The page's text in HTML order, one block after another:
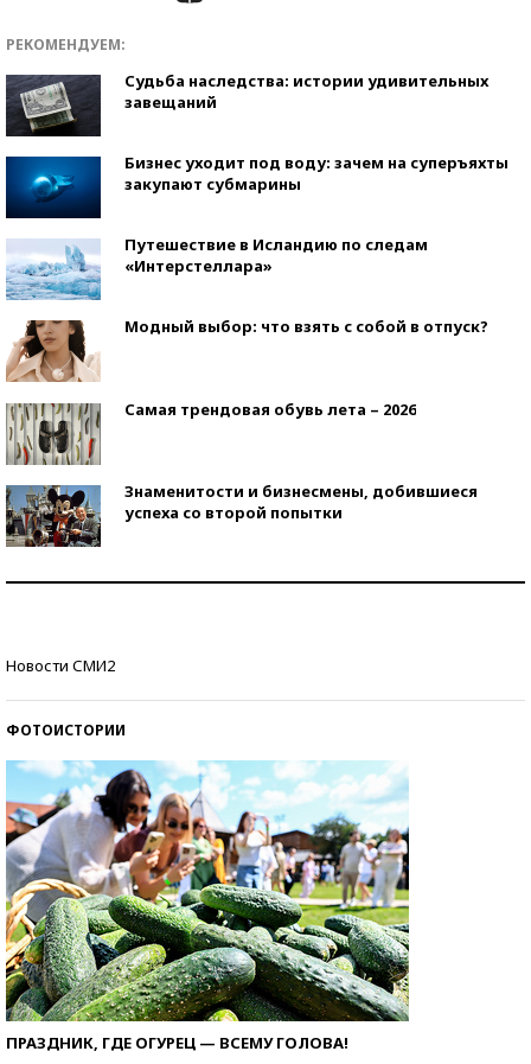
РЕКОМЕНДУЕМ:
Судьба наследства: истории удивительных
завещаний
Бизнес уходит под воду: зачем на суперъяхты
закупают субмарины
Путешествие в Исландию по следам
«Интерстеллара»
Модный выбор: что взять с собой в отпуск?
Самая трендовая обувь лета – 2026
Знаменитости и бизнесмены, добившиеся
успеха со второй попытки
Новости СМИ2
ФОТОИСТОРИИ
ПРАЗДНИК, ГДЕ ОГУРЕЦ — ВСЕМУ ГОЛОВА!